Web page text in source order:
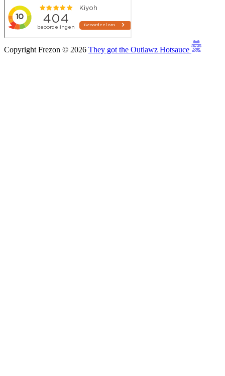
Copyright Frezon © 2026 They got the Outlawz Hotsauce